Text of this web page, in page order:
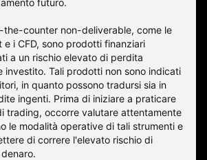
the-counter non-deliverable, come le
i CFD, sono prodotti finanziari
a un rischio elevato di perdita
investito. Tali prodotti non sono indicati
in quanto possono tradursi sia in
ingenti. Prima di iniziare a praticare
trading, occorre valutare attentamente
le modalità operative di tali strumenti e
di correre l'elevato rischio di